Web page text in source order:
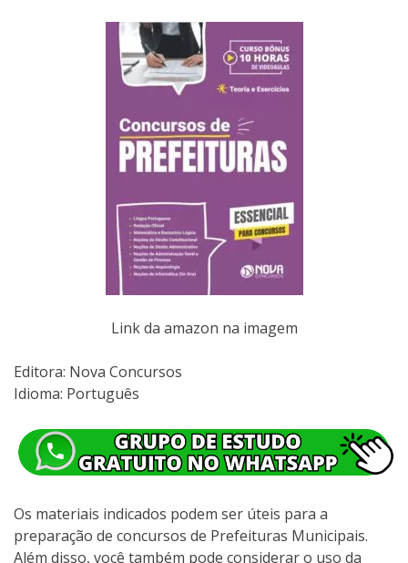
Link da amazon na imagem
Editora:‎ Nova Concursos
Idioma: Português
Os materiais indicados podem ser úteis para a
preparação de concursos de Prefeituras Municipais.
Além disso, você também pode considerar o uso da